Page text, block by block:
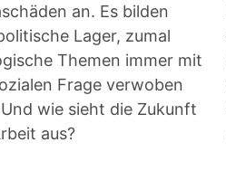
an. Es bilden
Lager, zumal
Themen immer mit
Frage verwoben
wie sieht die Zukunft
aus?